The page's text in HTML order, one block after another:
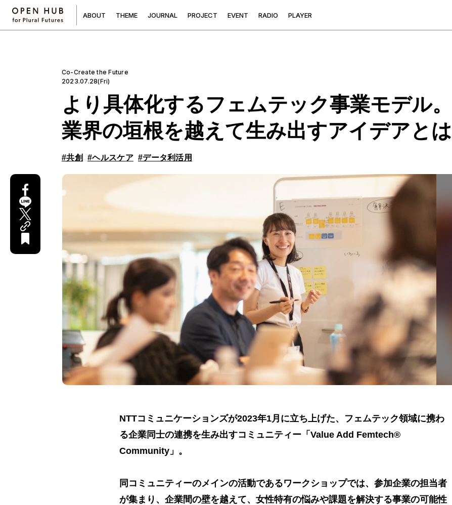
ABOUT THEME JOURNAL PROJECT EVENT RADIO PLAYER
Co-Create the Future
2023.07.28(Fri)
より具体化するフェムテック事業モデル。
業界の垣根を越えて生み出すアイデアとは
#共創 #ヘルスケア #データ利活用
NTTコミュニケーションズが2023年1月に立ち上げた、フェムテック領域に携わ
る企業同士の連携を生み出すコミュニティー「Value Add Femtech®
Community」。
同コミュニティーのメインの活動であるワークショップでは、参加企業の担当者
が集まり、企業間の壁を越えて、女性特有の悩みや課題を解決する事業の可能性